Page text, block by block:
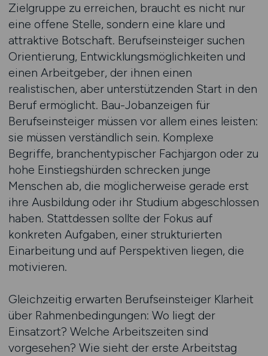
Zielgruppe zu erreichen, braucht es nicht nur
eine offene Stelle, sondern eine klare und
attraktive Botschaft. Berufseinsteiger suchen
Orientierung, Entwicklungsmöglichkeiten und
einen Arbeitgeber, der ihnen einen
realistischen, aber unterstützenden Start in den
Beruf ermöglicht. Bau-Jobanzeigen für
Berufseinsteiger müssen vor allem eines leisten:
sie müssen verständlich sein. Komplexe
Begriffe, branchentypischer Fachjargon oder zu
hohe Einstiegshürden schrecken junge
Menschen ab, die möglicherweise gerade erst
ihre Ausbildung oder ihr Studium abgeschlossen
haben. Stattdessen sollte der Fokus auf
konkreten Aufgaben, einer strukturierten
Einarbeitung und auf Perspektiven liegen, die
motivieren.
Gleichzeitig erwarten Berufseinsteiger Klarheit
über Rahmenbedingungen: Wo liegt der
Einsatzort? Welche Arbeitszeiten sind
vorgesehen? Wie sieht der erste Arbeitstag